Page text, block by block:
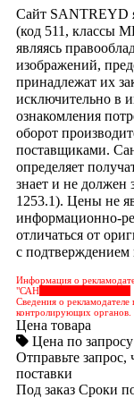
Сайт SANTREYD
(код 511, классы
являясь
изображений,
принадлежат их
исключительно в
ознакомления
оборот
поставщиками.
определяет
знает и не должен
1253.1). Цены не
информационно-
отличаться от
с подтверждением
Информация о
"САН
Сведения о рекламодателе
контролирующих органов.
Цена товара
Цена по запросу
Отправьте
поставки
Под заказ Сроки